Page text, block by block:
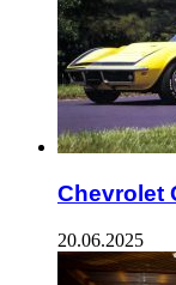
Chevrolet
20.06.2025